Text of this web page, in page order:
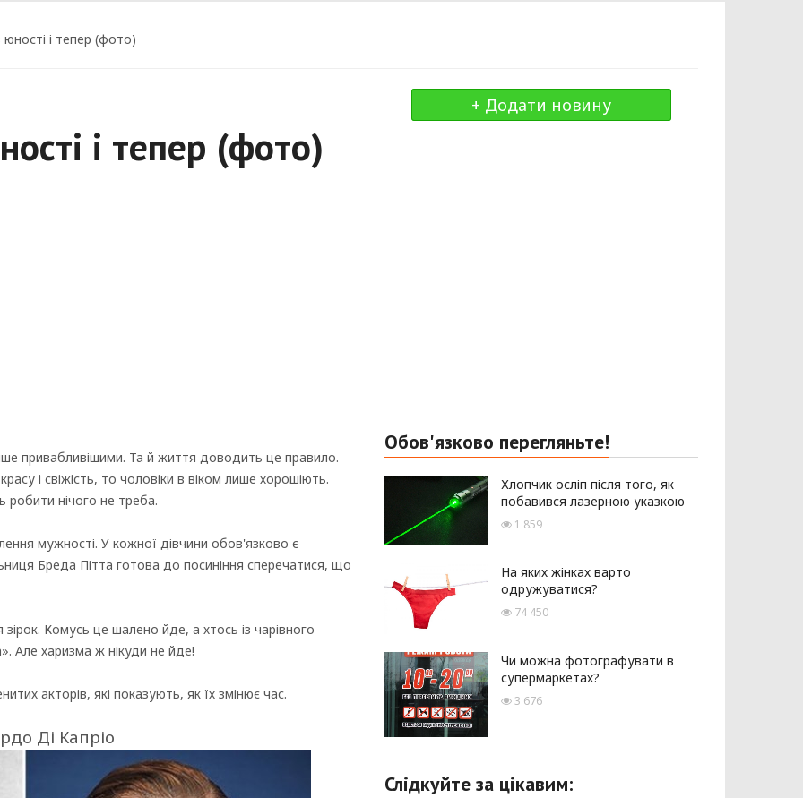
і тепер (фото)
і тепер (фото)
привабливішими. Та й життя доводить це правило.
і свіжість, то чоловіки в віком лише хорошіють.
робити нічого не треба.
мужності. У кожної дівчини обов'язково є
Бреда Пітта готова до посиніння сперечатися, що
Комусь це шалено йде, а хтось із чарівного
Але харизма ж нікуди не йде!
акторів, які показують, як їх змінює час.
Ді Капріо
+ Додати новину
Обов'язково перегляньте!
Хлопчик осліп після того, як
побавився лазерною указкою
1 859
На яких жінках варто
одружуватися?
74 450
Чи можна фотографувати в
супермаркетах?
3 676
Слідкуйте за цікавим: